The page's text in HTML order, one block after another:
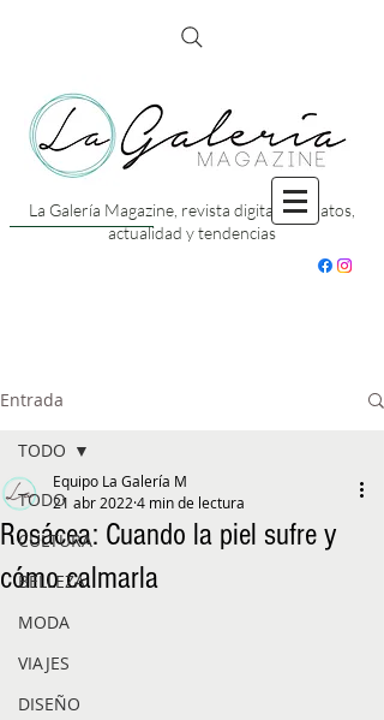
La Galería Magazine, revista digital con datos,
actualidad y tendencias
Entrada
TODO
CULTURA
BELLEZA
MODA
VIAJES
DISEÑO
TODO
Rosácea: Cuando la piel sufre y
cómo calmarla
Equipo La Galería M
21 abr 2022 4 min de lectura